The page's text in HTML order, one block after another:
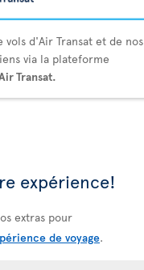
vols d'Air Transat et de nos
via la plateforme
Transat.
expérience!
extras pour
de voyage.